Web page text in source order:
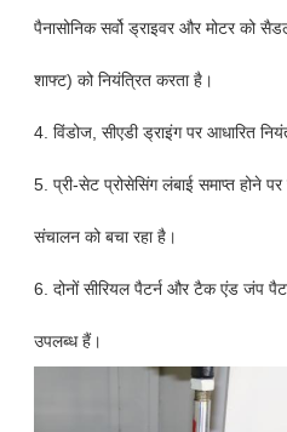
पैनासोनिक सर्वो ड्राइवर और मोटर को
शाफ्ट) को नियंत्रित करता है।
4. विंडोज, सीएडी ड्राइंग पर आधारित
5. प्री-सेट प्रोसेसिंग लंबाई समाप्त होने
संचालन को बचा रहा है।
6. दोनों सीरियल पैटर्न और टैक एंड जंप
उपलब्ध हैं।